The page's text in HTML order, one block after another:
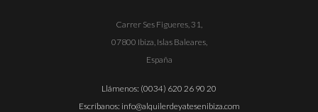
Carrer Ses Figueres, 31,
07800 Ibiza, Islas Baleares,
España
Llámenos: (0034) 620 26 90 20
Escríbanos: info@alquilerdeyatesenibiza.com